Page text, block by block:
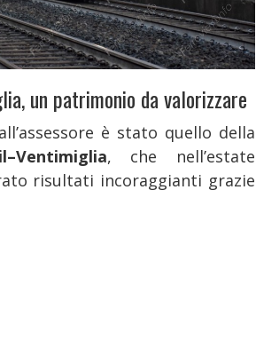
un patrimonio da valorizzare
è stato quello della
, che nell’estate
risultati incoraggianti grazie